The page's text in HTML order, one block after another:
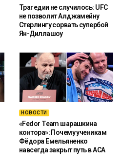
Трагедии не случилось: UFC
не позволит Алджамейну
Стерлингу сорвать супербой
Ян-Диллашоу
НОВОСТИ
«Fedor Team шарашкина
контора»: Почему ученикам
Фёдора Емельяненко
навсегда закрыт путь в ACA